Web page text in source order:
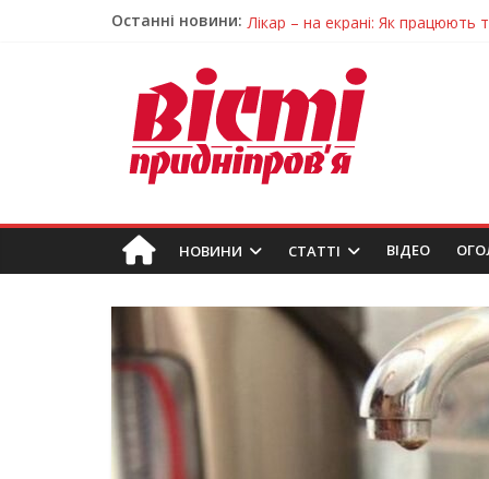
Останні новини: Лікар – на екрані: Як працюють
Пошуки тривають: на
Ветерани Дніпропетровщини
Говорити про воду без паніки:
НОВИНИ СТАТТІ ВIДЕО